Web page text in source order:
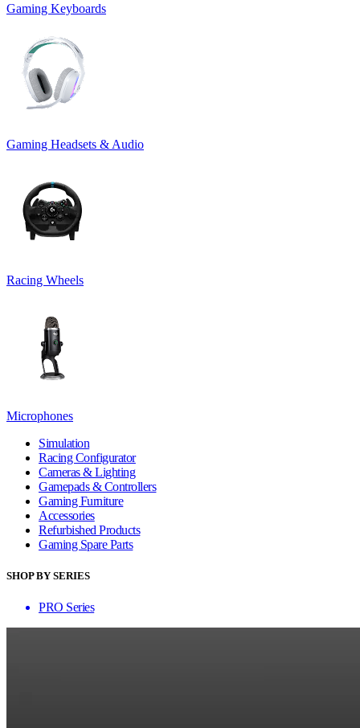
Gaming Keyboards
Gaming Headsets & Audio
Racing Wheels
Microphones
Simulation
Racing Configurator
Cameras & Lighting
Gamepads & Controllers
Gaming Furniture
Accessories
Refurbished Products
Gaming Spare Parts
SHOP BY SERIES
PRO Series